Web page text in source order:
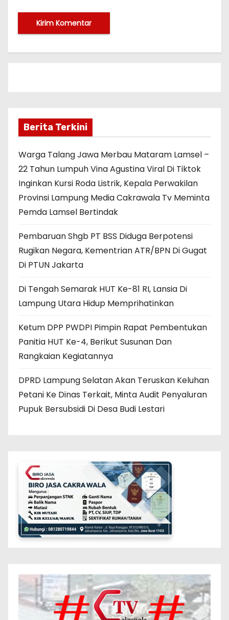
Berita Terkini
Warga Talang Jawa Merbau Mataram Lamsel –
22 Tahun Lumpuh Vina Agustina Viral Di Tiktok
Inginkan Kursi Roda Listrik, Kepala Perwakilan
Provinsi Lampung Media Cakrawala Tv Meminta
Pemda Lamsel Bertindak
Pembaruan Shgb PT BSS Diduga Berpotensi
Rugikan Negara, Kementrian ATR/BPN Di Gugat
Di PTUN Jakarta
Di Tengah Semarak HUT Ke-81 RI, Lansia Di
Lampung Utara Hidup Memprihatinkan
Ketum DPP PWDPI Pimpin Rapat Pembentukan
Panitia HUT Ke-4, Berikut Susunan Dan
Rangkaian Kegiatannya
DPRD Lampung Selatan Akan Teruskan Keluhan
Petani Ke Dinas Terkait, Minta Audit Penyaluran
Pupuk Bersubsidi Di Desa Budi Lestari